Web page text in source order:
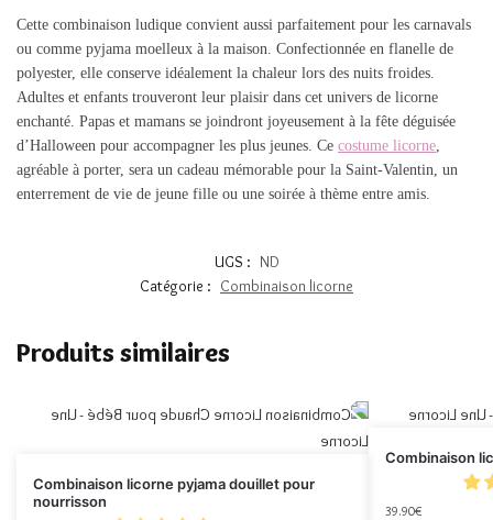
Cette combinaison ludique convient aussi parfaitement pour les carnavals
ou comme pyjama moelleux à la maison. Confectionnée en flanelle de
polyester, elle conserve idéalement la chaleur lors des nuits froides.
Adultes et enfants trouveront leur plaisir dans cet univers de licorne
enchanté. Papas et mamans se joindront joyeusement à la fête déguisée
d’Halloween pour accompagner les plus jeunes. Ce costume licorne
agréable à porter, sera un cadeau mémorable pour la Saint-Valentin, un
enterrement de vie de jeune fille ou une soirée à thème entre amis.
UGS : ND
Catégorie : Combinaison licorne
Produits similaires
Combinaison licorne pyjama douillet pour
nourrisson
Combinaison
39.90€